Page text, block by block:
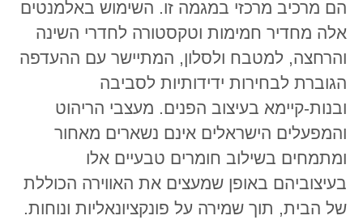
הם מרכיב מרכזי במגמה זו. השימוש באלמנטים
אלה מחדיר חמימות וטקסטורה לחדרי השינה
והרחצה, למטבח ולסלון, המתיישר עם ההעדפה
הגוברת לבחירות ידידותיות לסביבה
ובנות-קיימא בעיצוב הפנים. מעצבי הריהוט
והמפעלים הישראלים אינם נשארים מאחור
ומתמחים בשילוב חומרים טבעיים אלו
בעיצוביהם באופן שמעצים את האווירה הכוללת
של הבית, תוך שמירה על פונקציונאליות ונוחות.